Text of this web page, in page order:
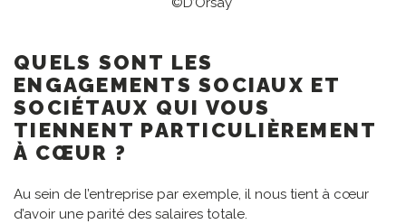
QUELS SONT LES
ENGAGEMENTS SOCIAUX ET
SOCIÉTAUX QUI VOUS
TIENNENT PARTICULIÈREMENT
À CŒUR ?
Au sein de l’entreprise par exemple, il nous tient à cœur
d’avoir une parité des salaires totale.